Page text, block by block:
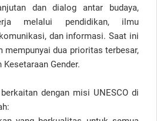
dan dialog antar budaya,
melalui pendidikan, ilmu
dan informasi. Saat ini
mempunyai dua prioritas terbesar,
Gender.
dengan misi UNESCO di